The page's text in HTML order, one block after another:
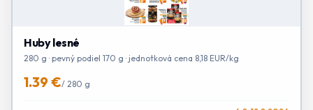
Huby lesné
280 g · pevný podiel 170 g · jednotková cena 8,18 EUR/kg
1.39 €/ 280 g